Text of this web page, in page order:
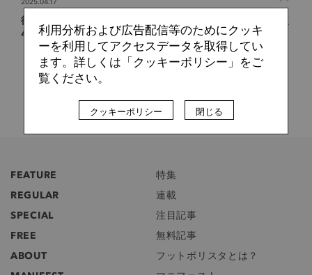
徳島ヴォルティス序盤戦総括。J2開幕9試合で「得点6・失点
4」の意味を考察する
FEATURE
特集
REGULAR
連載
SPECIAL
注目記事
FREE
無料記事
ABOUT
フットボリスタとは？
利用分析および広告配信等のためにクッキ
ーを利用してアクセスデータを取得してい
ます。詳しくは「クッキーポリシー」をご
覧ください。
クッキーポリシー 閉じる